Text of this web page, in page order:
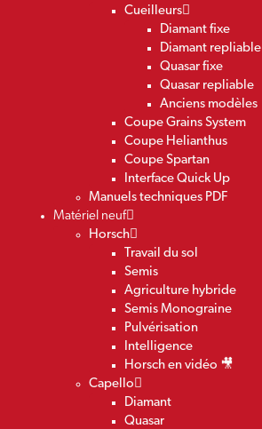
Cueilleurs
Diamant fixe
Diamant repliable
Quasar fixe
Quasar repliable
Anciens modèles
Coupe Grains System
Coupe Helianthus
Coupe Spartan
Interface Quick Up
Manuels techniques PDF
Matériel neuf
Horsch
Travail du sol
Semis
Agriculture hybride
Semis Monograine
Pulvérisation
Intelligence
Horsch en vidéo 🎥
Capello
Diamant
Quasar